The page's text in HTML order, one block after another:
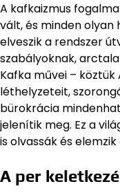
A kafkaizmus
vált, és minden olyan
elveszik a rendszer
szabályoknak,
Kafka művei –
léthelyzeteit,
bürokrácia
jelenítik meg. Ez a
is olvassák és
A per